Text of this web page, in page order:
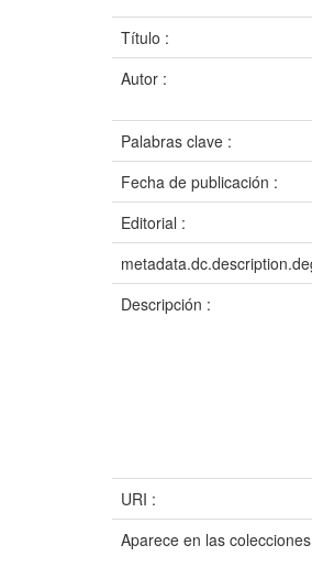
Título :
Autor :
Palabras clave :
Fecha de publicación :
Editorial :
Descripción :
URI :
Aparece en las